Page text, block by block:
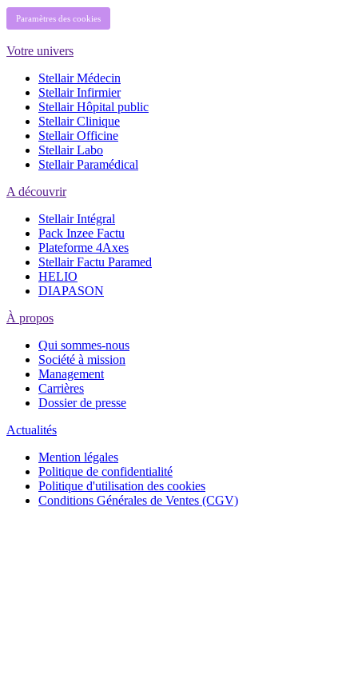
Paramètres des cookies
Votre univers
Stellair Médecin
Stellair Infirmier
Stellair Hôpital public
Stellair Clinique
Stellair Officine
Stellair Labo
Stellair Paramédical
A découvrir
Stellair Intégral
Pack Inzee Factu
Plateforme 4Axes
Stellair Factu Paramed
HELIO
DIAPASON
À propos
Qui sommes-nous
Société à mission
Management
Carrières
Dossier de presse
Actualités
Mention légales
Politique de confidentialité
Politique d'utilisation des cookies
Conditions Générales de Ventes (CGV)